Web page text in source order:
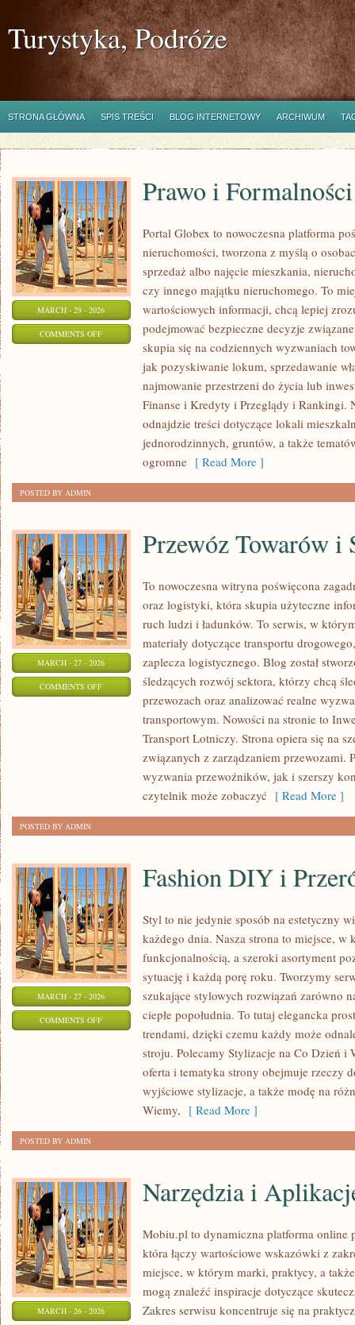
Turystyka, Podróże
STRONA GŁÓWNA SPIS TREŚCI BLOG INTERNETOWY ARCHIWUM
MARCH - 29 - 2026
COMMENTS OFFON
FORMALNOŚCI
Prawo i Formalności
Portal Globex to nowoczesna platforma
nieruchomości, tworzona z myślą o
sprzedaż albo najęcie mieszkania,
czy innego majątku nieruchomego. To
wartościowych informacji, chcą lepiej
podejmować bezpieczne decyzje
skupia się na codziennych wyzwaniach
jak pozyskiwanie lokum, sprzedawanie
najmowanie przestrzeni do życia lub
Finanse i Kredyty i Przeglądy i Rankingi.
odnajdzie treści dotyczące lokali
jednorodzinnych, gruntów, a także
ogromne [ Read More ]
POSTED BY ADMIN
MARCH - 27 - 2026
COMMENTS OFFON
Przewóz Towarów i
To nowoczesna witryna poświęcona
oraz logistyki, która skupia użyteczne
ruch ludzi i ładunków. To serwis, w
materiały dotyczące transportu
zaplecza logistycznego. Blog został
śledzących rozwój sektora, którzy chcą
przewozach oraz analizować realne
transportowym. Nowości na stronie to
Transport Lotniczy. Strona opiera się na
związanych z zarządzaniem przewozami.
wyzwania przewoźników, jak i szerszy
czytelnik może zobaczyć [ Read More ]
POSTED BY ADMIN
MARCH - 27 - 2026
COMMENTS OFFON
PRZERÓBKI
Fashion DIY i
Styl to nie jedynie sposób na estetyczny
każdego dnia. Nasza strona to miejsce,
funkcjonalnością, a szeroki asortyment
sytuację i każdą porę roku. Tworzymy
szukające stylowych rozwiązań zarówno
ciepłe popołudnia. To tutaj elegancka
trendami, dzięki czemu każdy może
stroju. Polecamy Stylizacje na Co Dzień i
oferta i tematyka strony obejmuje rzeczy
wyjściowe stylizacje, a także modę na
Wiemy, [ Read More ]
POSTED BY ADMIN
MARCH - 26 - 2026
Narzędzia i
Mobiu.pl to dynamiczna platforma online
która łączy wartościowe wskazówki z
miejsce, w którym marki, praktycy, a
mogą znaleźć inspiracje dotyczące
Zakres serwisu koncentruje się na